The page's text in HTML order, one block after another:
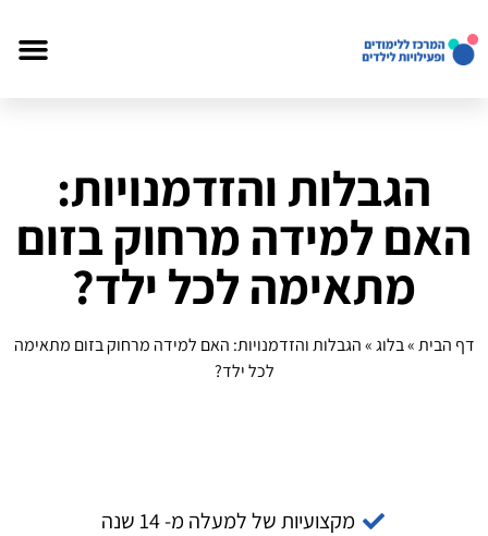
הגבלות והזדמנויות:
האם למידה מרחוק בזום
מתאימה לכל ילד?
דף הבית»בלוג»הגבלות והזדמנויות: האם למידה מרחוק בזום מתאימה
לכל ילד?
מקצועיות של למעלה מ- 14 שנה